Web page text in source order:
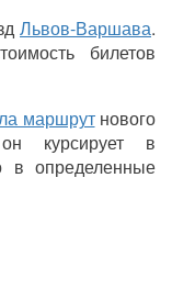
Львов-Варшава.
билетов
маршрутнового
курсирует в
в определенные